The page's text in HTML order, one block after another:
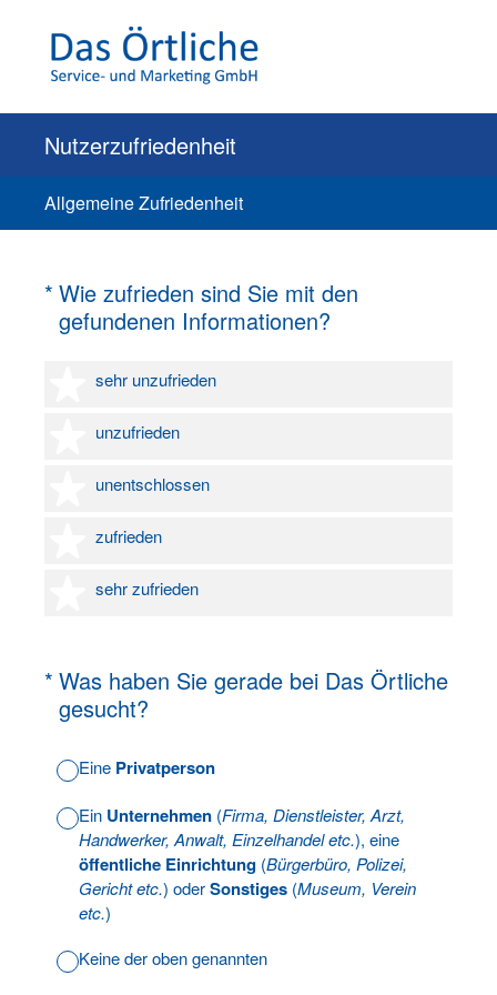
Nutzerzufriedenheit
Allgemeine Zufriedenheit
* Wie zufrieden sind Sie mit den
gefundenen Informationen?
(Erforderlich.)
sehr unzufrieden
1 Stern
unzufrieden
2 Sterne
unentschlossen
3 Sterne
zufrieden
4 Sterne
sehr zufrieden
5 Sterne
* Was haben Sie gerade bei Das Örtliche
gesucht?
(Erforderlich.)
Eine Privatperson
Ein Unternehmen (Firma, Dienstleister, Arzt,
Handwerker, Anwalt, Einzelhandel etc.), eine
öffentliche Einrichtung (Bürgerbüro, Polizei,
Gericht etc.) oderSonstiges (Museum, Verein
etc.)
Keine der oben genannten